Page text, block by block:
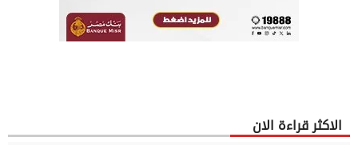
الاكثر قراءة الان